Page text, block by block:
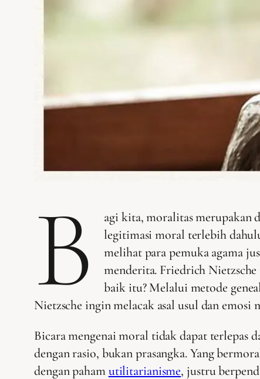
B
agi kita, moralitas merupakan
legitimasi moral terlebih
melihat para pemuka agama
menderita. Friedrich Nietzsche
baik itu? Melalui metode
Nietzsche ingin melacak asal usul dan
Bicara mengenai moral tidak dapat terlepas
dengan rasio, bukan prasangka. Yang
dengan pahamutilitarianisme, justru